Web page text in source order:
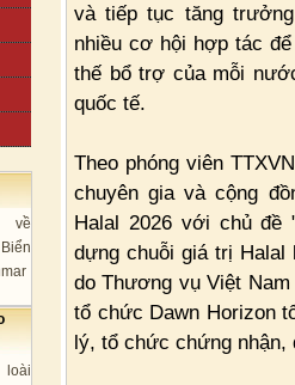
về
loài
và tiếp tục tăng
nhiều cơ hội hợp tác
thế bổ trợ của mỗi
quốc tế.
Theo phóng viên
chuyên gia và cộng
Halal 2026 với chủ đề
dựng chuỗi giá trị Halal
do Thương vụ Việt
tổ chức Dawn Horizon
lý, tổ chức chứng nhận,